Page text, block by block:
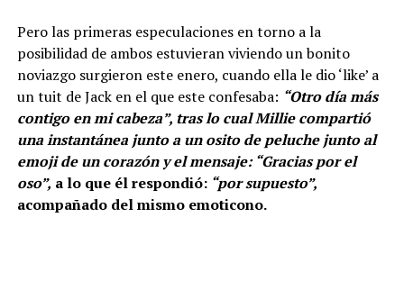
Pero las primeras especulaciones en torno a la
posibilidad de ambos estuvieran viviendo un bonito
noviazgo surgieron este enero, cuando ella le dio ‘like’ a
un tuit de Jack en el que este confesaba: “Otro día más
contigo en mi cabeza”, tras lo cual Millie compartió
una instantánea junto a un osito de peluche junto al
emoji de un corazón y el mensaje: “Gracias por el
oso”, a lo que él respondió:“por supuesto”,
acompañado del mismo emoticono.